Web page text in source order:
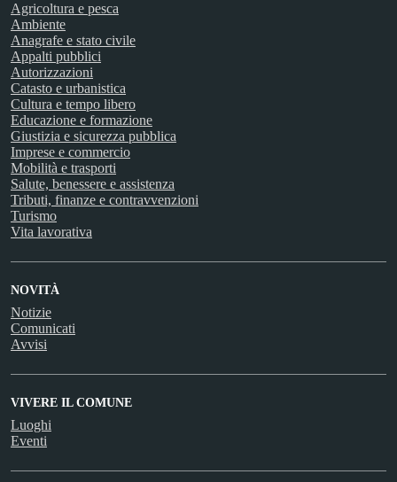
Agricoltura e pesca
Ambiente
Anagrafe e stato civile
Appalti pubblici
Autorizzazioni
Catasto e urbanistica
Cultura e tempo libero
Educazione e formazione
Giustizia e sicurezza pubblica
Imprese e commercio
Mobilità e trasporti
Salute, benessere e assistenza
Tributi, finanze e contravvenzioni
Turismo
Vita lavorativa
NOVITÀ
Notizie
Comunicati
Avvisi
VIVERE IL COMUNE
Luoghi
Eventi